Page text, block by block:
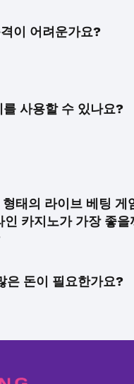
이 어려운가요?
사용할 수 있나요?
태의 라이브 베팅 게
카지노가 가장 좋을
은 돈이 필요한가요?